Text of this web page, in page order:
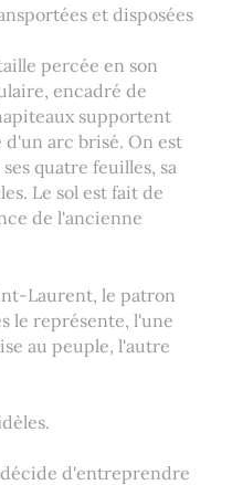
et disposées
percée en son
encadré de
supportent
arc brisé. On est
quatre feuilles, sa
Le sol est fait de
de l'ancienne
Laurent, le patron
le représente, l'une
au peuple, l'autre
d'entreprendre